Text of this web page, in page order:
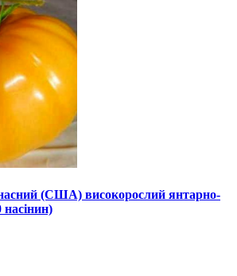
(США) високорослий янтарно-